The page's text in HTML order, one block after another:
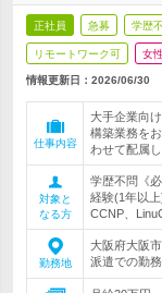
正社員 急募 学歴
リモートワーク可 女
情報更新日：2026/06/30
仕事内容
大手企業向
構築業務を
わせて配属し
対象と
なる方
学歴不問《
経験(1年以
CCNP、
勤務地
大阪府大阪
派遣での勤